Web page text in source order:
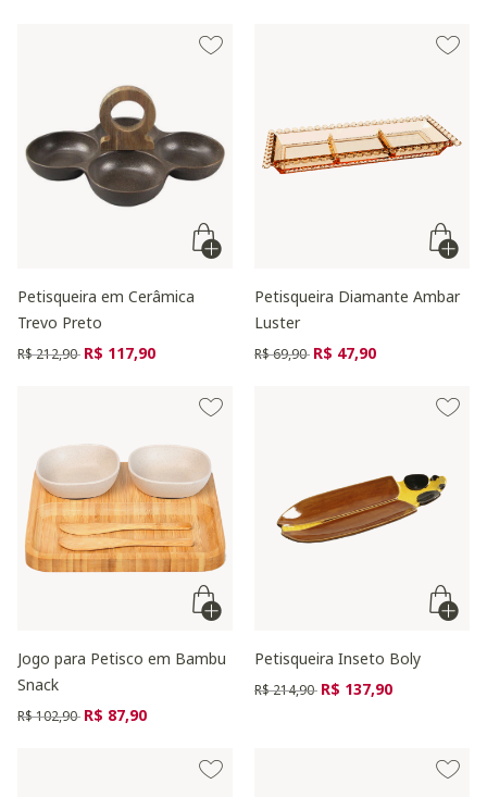
Petisqueira em Cerâmica
Trevo Preto
Preço reduzido de
R$ 212,90 para
R$ 117,90
Petisqueira Diamante Ambar
Luster
Preço reduzido de
R$ 69,90 para
R$ 47,90
Jogo para Petisco em Bambu
Snack
Preço reduzido de
R$ 102,90 para
R$ 87,90
Petisqueira Inseto Boly
Preço reduzido de
R$ 214,90 para
R$ 137,90